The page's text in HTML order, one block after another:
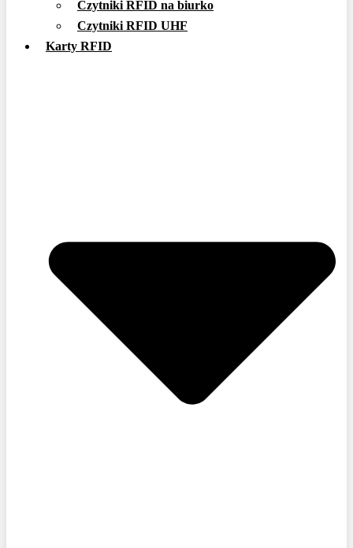
Czytniki RFID na biurko
Czytniki RFID UHF
Karty RFID